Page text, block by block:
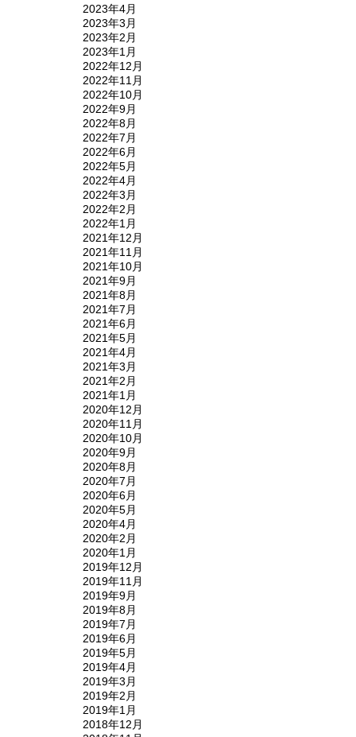
2023年4月
2023年3月
2023年2月
2023年1月
2022年12月
2022年11月
2022年10月
2022年9月
2022年8月
2022年7月
2022年6月
2022年5月
2022年4月
2022年3月
2022年2月
2022年1月
2021年12月
2021年11月
2021年10月
2021年9月
2021年8月
2021年7月
2021年6月
2021年5月
2021年4月
2021年3月
2021年2月
2021年1月
2020年12月
2020年11月
2020年10月
2020年9月
2020年8月
2020年7月
2020年6月
2020年5月
2020年4月
2020年2月
2020年1月
2019年12月
2019年11月
2019年9月
2019年8月
2019年7月
2019年6月
2019年5月
2019年4月
2019年3月
2019年2月
2019年1月
2018年12月